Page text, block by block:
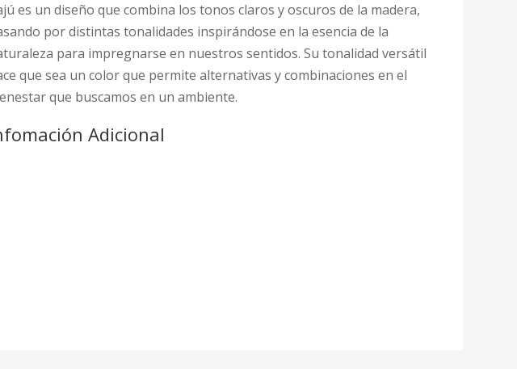
es un diseño que combina los tonos claros y oscuros de la madera,
por distintas tonalidades inspirándose en la esencia de la
para impregnarse en nuestros sentidos. Su tonalidad versátil
que sea un color que permite alternativas y combinaciones en el
que buscamos en un ambiente.
Adicional